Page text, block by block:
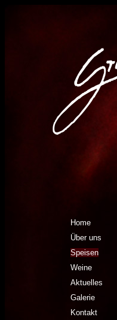
Home
Über uns
Speisen
Weine
Aktuelles
Galerie
Kontakt